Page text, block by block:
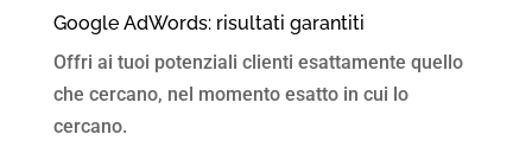
Google AdWords: risultati garantiti
Offri ai tuoi potenziali clienti esattamente quello
che cercano, nel momento esatto in cui lo
cercano.